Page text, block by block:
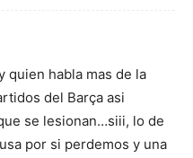
quien habla mas de la
del Barça asi
se lesionan…siii, lo de
por si perdemos y una